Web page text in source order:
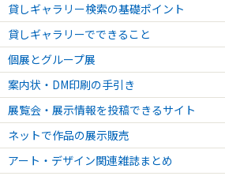
貸しギャラリー検索の基礎ポイント
貸しギャラリーでできること
個展とグループ展
案内状・DM印刷の手引き
展覧会・展示情報を投稿できるサイト
ネットで作品の展示販売
アート・デザイン関連雑誌まとめ